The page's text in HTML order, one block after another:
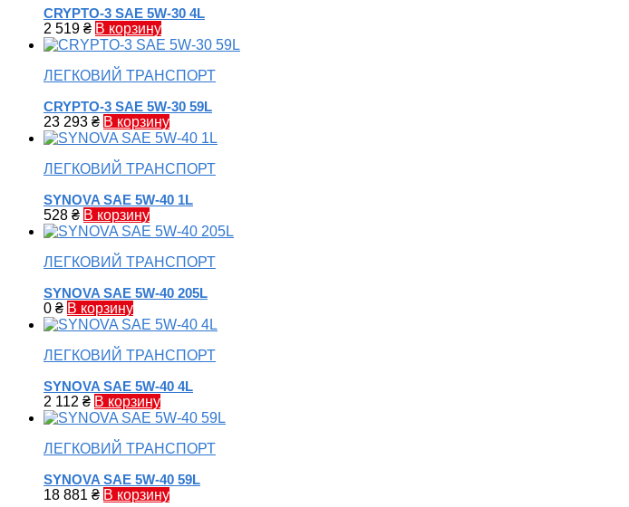
CRYPTO-3 SAE 5W-30 4L
2 519 ₴ В корзину
ЛЕГКОВИЙ ТРАНСПОРТ
CRYPTO-3 SAE 5W-30 59L
23 293 ₴ В корзину
ЛЕГКОВИЙ ТРАНСПОРТ
SYNOVA SAE 5W-40 1L
528 ₴ В корзину
ЛЕГКОВИЙ ТРАНСПОРТ
SYNOVA SAE 5W-40 205L
0 ₴ В корзину
ЛЕГКОВИЙ ТРАНСПОРТ
SYNOVA SAE 5W-40 4L
2 112 ₴ В корзину
ЛЕГКОВИЙ ТРАНСПОРТ
SYNOVA SAE 5W-40 59L
18 881 ₴ В корзину